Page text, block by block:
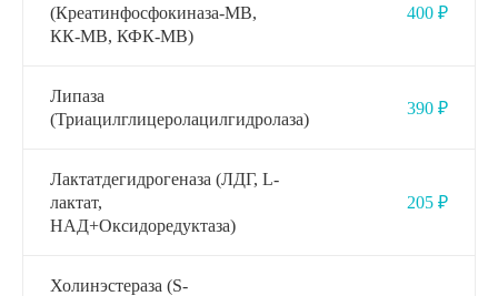
(Креатинфосфокиназа-МВ,
КК-МВ, КФК-МВ)
400 ₽
Липаза
(Триацилглицеролацилгидролаза)
390 ₽
Лактатдегидрогеназа (ЛДГ, L-
лактат,
НАД+Оксидоредуктаза)
205 ₽
Холинэстераза (S-